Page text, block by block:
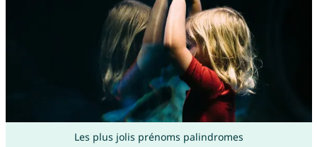
Les plus jolis prénoms palindromes